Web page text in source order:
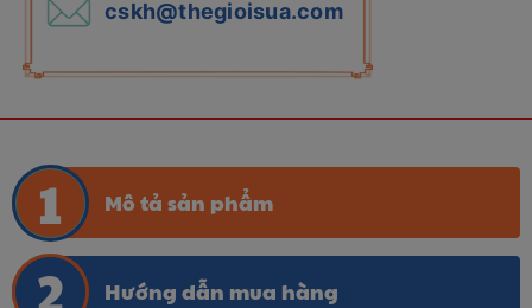
cskh@thegioisua.com
Mô tả sản phẩm
Hướng dẫn mua hàng